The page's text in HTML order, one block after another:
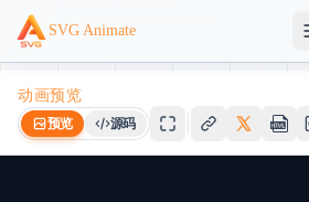
SVG Animate
动画预览
预览 源码